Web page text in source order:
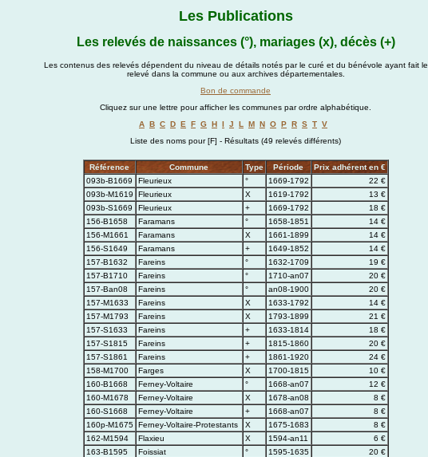
Les Publications
Les relevés de naissances (°), mariages (x), décès (+)
Les contenus des relevés dépendent du niveau de détails notés par le curé et du bénévole ayant fait le
relevé dans la commune ou aux archives départementales.
Bon de commande
Cliquez sur une lettre pour afficher les communes par ordre alphabétique.
A B C D E F G H I J L M N O P R S T V
Liste des noms pour [F] - Résultats (49 relevés différents)
Référence Commune Type Période
Prix adhérent en €
093b-B1669
Fleurieux ° 1669-1792
22 €
093b-M1619
Fleurieux X 1619-1792
13 €
093b-S1669
Fleurieux + 1669-1792
18 €
156-B1658
Faramans ° 1658-1851
14 €
156-M1661
Faramans X 1661-1899
14 €
156-S1649
Faramans + 1649-1852
14 €
157-B1632
Fareins ° 1632-1709
19 €
157-B1710
Fareins ° 1710-an07
20 €
157-Ban08
Fareins ° an08-1900
20 €
157-M1633
Fareins X 1633-1792
14 €
157-M1793
Fareins X 1793-1899
21 €
157-S1633
Fareins + 1633-1814
18 €
157-S1815
Fareins + 1815-1860
20 €
157-S1861
Fareins + 1861-1920
24 €
158-M1700
Farges X 1700-1815
10 €
160-B1668
Ferney-Voltaire ° 1668-an07
12 €
160-M1678
Ferney-Voltaire X 1678-an08
8 €
160-S1668
Ferney-Voltaire + 1668-an07
8 €
160p-M1675 Ferney-Voltaire-Protestants X 1675-1683
8 €
162-M1594
Flaxieu X 1594-an11
6 €
163-B1595
Foissiat ° 1595-1635
20 €